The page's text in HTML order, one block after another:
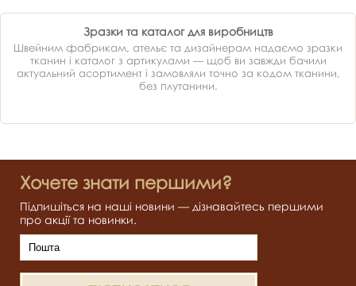
Зразки та каталог для виробництв
Швейним фабрикам, ательє та дизайнерам надаємо зразки
тканин і каталог з артикулами — щоб ви завжди бачили
актуальний асортимент і замовляли точно за кодом тканини,
без плутанини.
Хочете знати першими?
Підпишіться на наші новини — дізнавайтесь першими
про акції та новинки.